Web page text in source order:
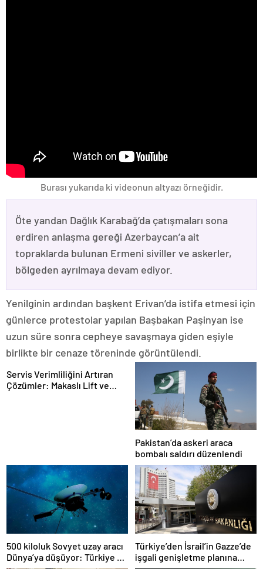
Burası yukarıda ki videonun altyazı örneğidir.
Öte yandan Dağlık Karabağ’da çatışmaları sona
erdiren anlaşma gereği Azerbaycan’a ait
topraklarda bulunan Ermeni siviller ve askerler,
bölgeden ayrılmaya devam ediyor.
Yenilginin ardından başkent Erivan’da istifa etmesi için
günlerce protestolar yapılan Başbakan Paşinyan ise
uzun süre sonra cepheye savaşmaya giden eşiyle
birlikte bir cenaze töreninde görüntülendi.
Servis Verimliliğini Artıran
Çözümler: Makaslı Lift ve
Pakistan’da askeri araca
bombalı saldırı düzenlendi
500 kiloluk Sovyet uzay aracı
Dünya’ya düşüyor: Türkiye de
Türkiye’den İsrail’in Gazze’de
işgali genişletme planına